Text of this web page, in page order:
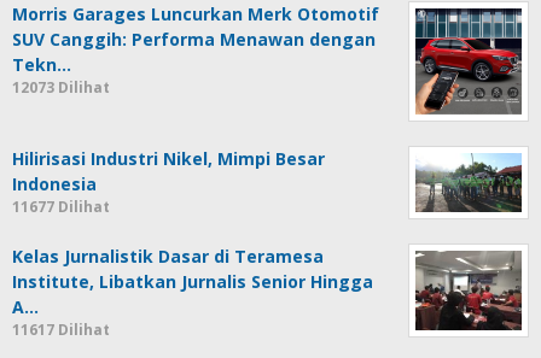
Morris Garages Luncurkan Merk Otomotif
SUV Canggih: Performa Menawan dengan
Tekn…
12073 Dilihat
Hilirisasi Industri Nikel, Mimpi Besar
Indonesia
11677 Dilihat
Kelas Jurnalistik Dasar di Teramesa
Institute, Libatkan Jurnalis Senior Hingga
A…
11617 Dilihat